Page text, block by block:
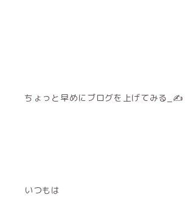
ちょっと早めにブログを上げてみる_✍
いつもは